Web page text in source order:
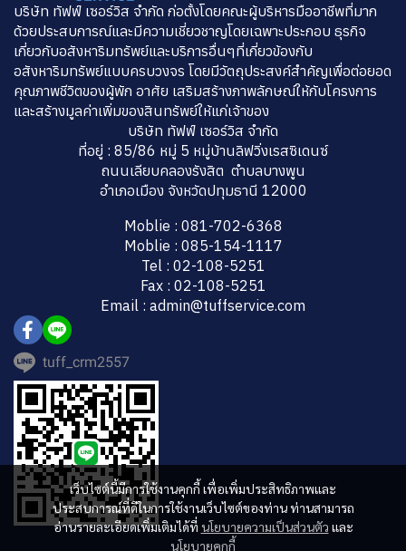
เว็บไซต์นี้มีการใช้งานคุกกี้ เพื่อเพิ่มประสิทธิภาพและ
ประสบการณ์ที่ดีในการใช้งานเว็บไซต์ของท่าน ท่านสามารถ
อ่านรายละเอียดเพิ่มเติมได้ที่ นโยบายความเป็นส่วนตัว และ
นโยบายคุกกี้
บริษัท ทัฟฟ์ เซอร์วิส จำกัด ก่อตั้งโดยคณะผู้บริหารมืออาชีพที่มาก
ด้วยประสบการณ์และมีความเชี่ยวชาญโดยเฉพาะประกอบ ธุรกิจ
เกี่ยวกับอสังหาริมทรัพย์และบริการอื่นๆที่เกี่ยวข้องกับ
อสังหาริมทรัพย์แบบครบวงจร โดยมีวัตถุประสงค์สำคัญเพื่อต่อยอด
คุณภาพชีวิตของผู้พัก อาศัย เสริมสร้างภาพลักษณ์ให้กับโครงการ
และสร้างมูลค่าเพิ่มของสินทรัพย์ให้แก่เจ้าของ
บริษัท ทัฟฟ์ เซอร์วิส จำกัด
ที่อยู่ : 85/86 หมู่ 5 หมู่บ้านลิฟวิ่งเรสซิเดนซ์
ถนนเลียบคลองรังสิต ตำบลบางพูน
อำเภอเมือง จังหวัดปทุมธานี 12000
Moblie : 081-702-6368
Moblie : 085-154-1117
Tel : 02-108-5251
Fax : 02-108-5251
Email : admin@tuffservice.com
tuff_crm2557